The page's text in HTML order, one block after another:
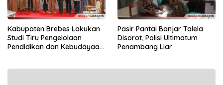
Kabupaten Brebes Lakukan
Studi Tiru Pengelolaan
Pendidikan dan Kebudayaan
Pasir Pantai Banjar Talela
Disorot, Polisi Ultimatum
Penambang Liar